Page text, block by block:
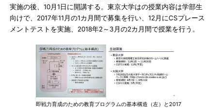
実施の後、10月1日に開講する。東京大学はの授業内容は学部生
向けで、2017年11月の1カ月間で募集を行い、12月にCSプレース
メントテストを実施、2018年2～3月の2カ月間で授業を行う。
即戦力育成のための教育プログラムの基本構造（左）と2017